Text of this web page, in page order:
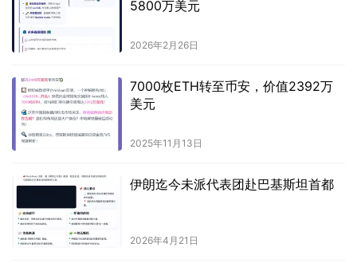
5800万美元
2026年2月26日
7000枚ETH转至币安，价值2392万
美元
2025年11月13日
伊朗迄今未派代表团赴巴基斯坦首都
2026年4月21日